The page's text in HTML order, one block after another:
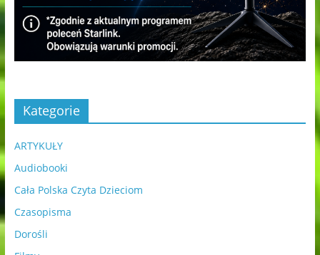
Kategorie
ARTYKUŁY
Audiobooki
Cała Polska Czyta Dzieciom
Czasopisma
Dorośli